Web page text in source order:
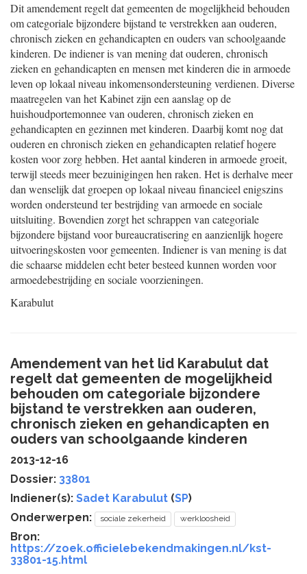
Dit amendement regelt dat gemeenten de mogelijkheid behouden
om categoriale bijzondere bijstand te verstrekken aan ouderen,
chronisch zieken en gehandicapten en ouders van schoolgaande
kinderen. De indiener is van mening dat ouderen, chronisch
zieken en gehandicapten en mensen met kinderen die in armoede
leven op lokaal niveau inkomensondersteuning verdienen. Diverse
maatregelen van het Kabinet zijn een aanslag op de
huishoudportemonnee van ouderen, chronisch zieken en
gehandicapten en gezinnen met kinderen. Daarbij komt nog dat
ouderen en chronisch zieken en gehandicapten relatief hogere
kosten voor zorg hebben. Het aantal kinderen in armoede groeit,
terwijl steeds meer bezuinigingen hen raken. Het is derhalve meer
dan wenselijk dat groepen op lokaal niveau financieel enigszins
worden ondersteund ter bestrijding van armoede en sociale
uitsluiting. Bovendien zorgt het schrappen van categoriale
bijzondere bijstand voor bureaucratisering en aanzienlijk hogere
uitvoeringskosten voor gemeenten. Indiener is van mening is dat
die schaarse middelen echt beter besteed kunnen worden voor
armoedebestrijding en sociale voorzieningen.
Karabulut
Amendement van het lid Karabulut dat
regelt dat gemeenten de mogelijkheid
behouden om categoriale bijzondere
bijstand te verstrekken aan ouderen,
chronisch zieken en gehandicapten en
ouders van schoolgaande kinderen
2013-12-16
Dossier: 33801
Indiener(s): Sadet Karabulut (SP)
Onderwerpen:
sociale zekerheid werkloosheid
Bron:
https://zoek.officielebekendmakingen.nl/kst-
33801-15.html